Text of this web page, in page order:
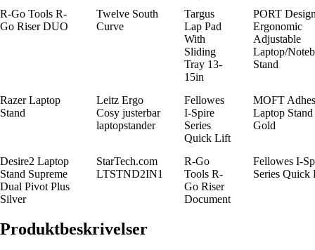
R-Go Tools R-
Go Riser DUO
Twelve South
Curve
Targus
Lap Pad
With
Sliding
Tray 13-
15in
PORT
Ergonomic
Adjustable
Laptop/
Stand
Razer Laptop
Stand
Leitz Ergo
Cosy justerbar
laptopstander
Fellowes
I-Spire
Series
Quick Lift
MOFT
Laptop Stand
Gold
Desire2 Laptop
Stand Supreme
Dual Pivot Plus
Silver
StarTech.com
LTSTND2IN1
R-Go
Tools R-
Go Riser
Document
Fellowes I-
Series Quick
Produktbeskrivelser